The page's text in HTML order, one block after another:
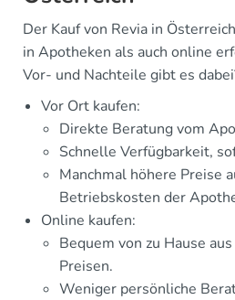
Der Kauf von Revia in
in Apotheken als auch online
Vor- und Nachteile gibt es
Vor Ort kaufen:
Direkte Beratung vom
Schnelle Verfügbarkeit,
Manchmal höhere Preise
Betriebskosten der
Online kaufen:
Bequem von zu Hause
Preisen.
Weniger persönliche